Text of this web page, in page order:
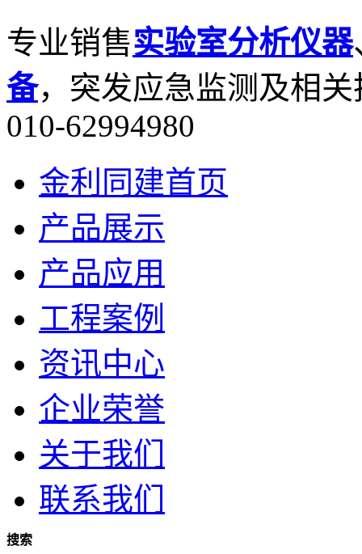
专业销售实验室分析仪器
备，突发应急监测及相
010-62994980
金利同建首页
产品展示
产品应用
工程案例
资讯中心
企业荣誉
关于我们
联系我们
搜索